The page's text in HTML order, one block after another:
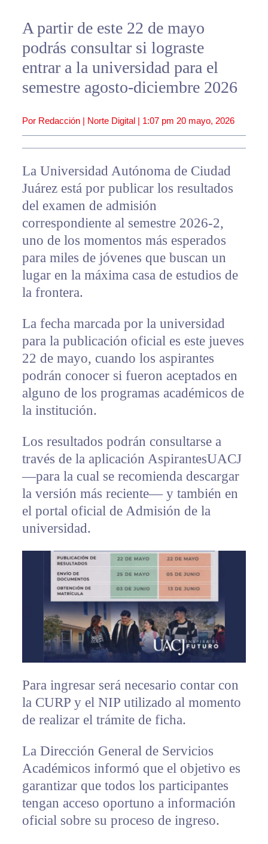
A partir de este 22 de mayo
podrás consultar si lograste
entrar a la universidad para el
semestre agosto-diciembre 2026
Por Redacción | Norte Digital | 1:07 pm 20 mayo, 2026
La Universidad Autónoma de Ciudad
Juárez está por publicar los resultados
del examen de admisión
correspondiente al semestre 2026-2,
uno de los momentos más esperados
para miles de jóvenes que buscan un
lugar en la máxima casa de estudios de
la frontera.
La fecha marcada por la universidad
para la publicación oficial es este jueves
22 de mayo, cuando los aspirantes
podrán conocer si fueron aceptados en
alguno de los programas académicos de
la institución.
Los resultados podrán consultarse a
través de la aplicación AspirantesUACJ
—para la cual se recomienda descargar
la versión más reciente— y también en
el portal oficial de Admisión de la
universidad.
Para ingresar será necesario contar con
la CURP y el NIP utilizado al momento
de realizar el trámite de ficha.
La Dirección General de Servicios
Académicos informó que el objetivo es
garantizar que todos los participantes
tengan acceso oportuno a información
oficial sobre su proceso de ingreso.